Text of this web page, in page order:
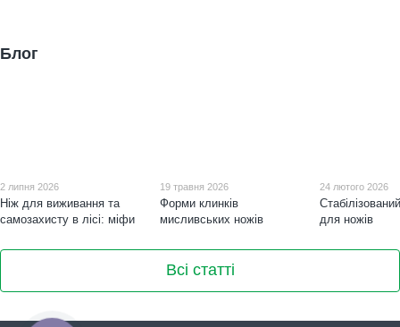
Блог
2 липня 2026
Ніж для виживання та
самозахисту в лісі: міфи
19 травня 2026
Форми клинків
мисливських ножів
24 лютого 2026
для ножів
Всі статті